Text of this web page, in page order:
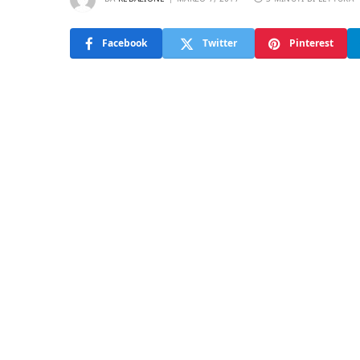
Facebook Twitter Pinterest